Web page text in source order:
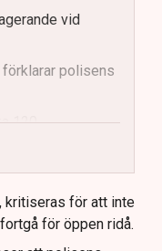
vid
polisens
120
polis
när det gäller
gränser.
kritiseras för att inte
för öppen ridå.